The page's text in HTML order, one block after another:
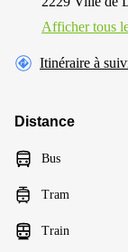
Afficher tous
Itinéraire à
Distance
Bus
Tram
Train